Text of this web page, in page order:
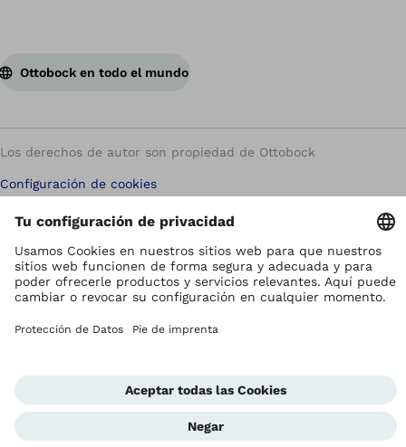
Ottobock en todo el mundo
Los derechos de autor son propiedad de Ottobock
Configuración de cookies
Terms and Conditions
Aviso de Privacidad
Compliance Reporting System
Impresión